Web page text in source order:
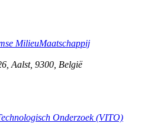
MilieuMaatschappij
Aalst, 9300 België
Onderzoek (VITO)